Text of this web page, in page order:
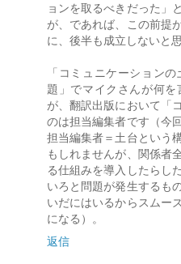
ョンを取るべきだった」
が、であれば、この前提
に、後半も成立しないと思
「コミュニケーション
題」でマイクさんが何
が、翻訳出版において「
のは担当編集者です（今
担当編集者＝土台という
もしれませんが、関係者
る仕組みを導入したらし
いろと問題が発生するも
いだにはいるからスムー
になる）。
返信